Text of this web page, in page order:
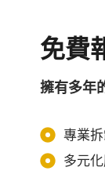
免費
擁有多年
專業
多元